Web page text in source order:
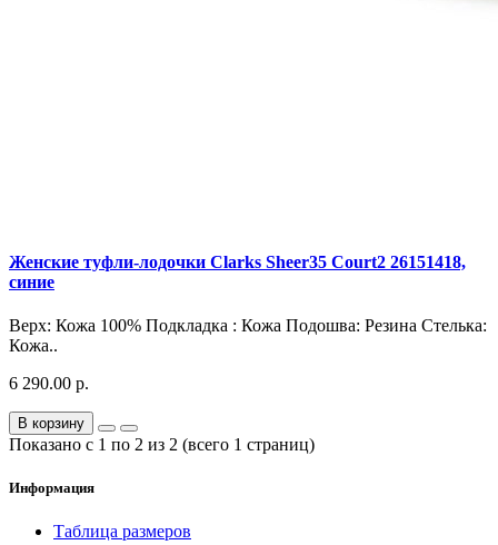
Женские туфли-лодочки Clarks Sheer35 Court2 26151418,
синие
Верх: Кожа 100% Подкладка : Кожа Подошва: Резина Стелька:
Кожа..
6 290.00 р.
В корзину
Показано с 1 по 2 из 2 (всего 1 страниц)
Информация
Таблица размеров